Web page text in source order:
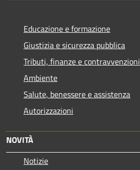
Educazione e formazione
Giustizia e sicurezza pubblica
Tributi, finanze e contravvenzioni
Ambiente
Salute, benessere e assistenza
Autorizzazioni
NOVITÀ
Notizie